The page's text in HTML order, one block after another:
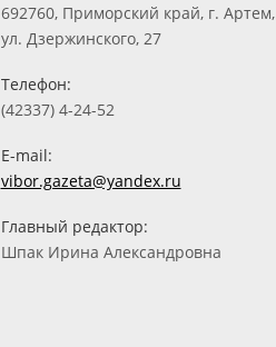
692760, Приморский край, г. Артем,
ул. Дзержинского, 27
Телефон:
(42337) 4-24-52
E-mail:
vibor.gazeta@yandex.ru
Главный редактор:
Шпак Ирина Александровна